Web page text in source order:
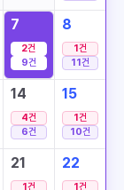
7
2건
9건
8
1건
11건
14
4건
6건
15
1건
10건
21
1건
22
1건